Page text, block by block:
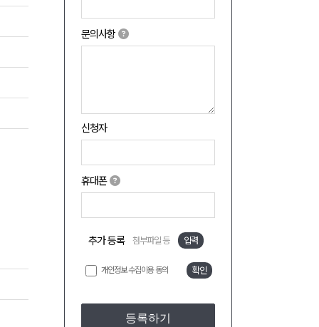
문의사항
신청자
휴대폰
추가 등록 첨부파일 등 입력
개인정보 수집이용 동의 확인
등록하기